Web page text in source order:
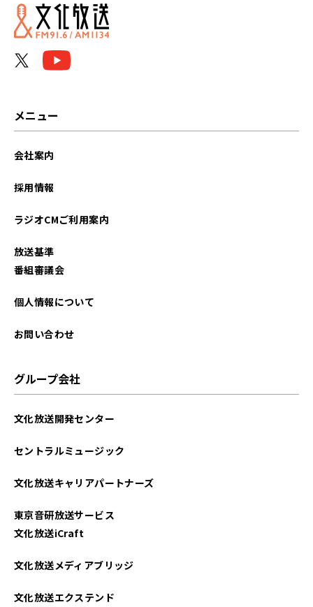
2022年11月
メニュー
会社案内
採用情報
ラジオCMご利用案内
放送基準
番組審議会
個人情報について
お問い合わせ
グループ会社
文化放送開発センター
セントラルミュージック
文化放送キャリアパートナーズ
東京音研放送サービス
文化放送iCraft
文化放送メディアブリッジ
文化放送エクステンド